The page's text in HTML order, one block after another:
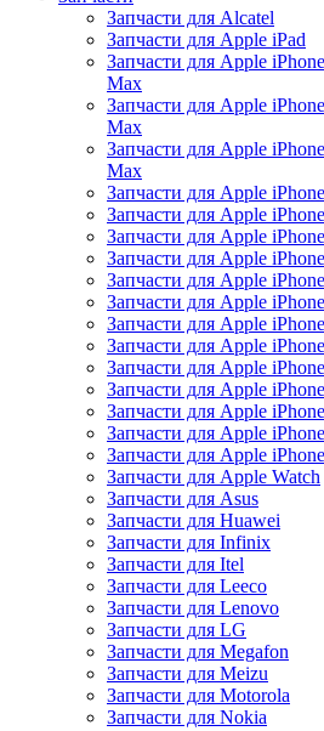
Запчасти для Alcatel
Запчасти для Apple iPad
Запчасти для Apple
Max
Запчасти для Apple
Max
Запчасти для Apple
Max
Запчасти для Apple
Запчасти для Apple
Запчасти для Apple
Запчасти для Apple
Запчасти для Apple
Запчасти для Apple
Запчасти для Apple
Запчасти для Apple
Запчасти для Apple
Запчасти для Apple
Запчасти для Apple
Запчасти для Apple
Запчасти для Apple
Запчасти для Apple Watch
Запчасти для Asus
Запчасти для Huawei
Запчасти для Infinix
Запчасти для Itel
Запчасти для Leeco
Запчасти для Lenovo
Запчасти для LG
Запчасти для Megafon
Запчасти для Meizu
Запчасти для Motorola
Запчасти для Nokia